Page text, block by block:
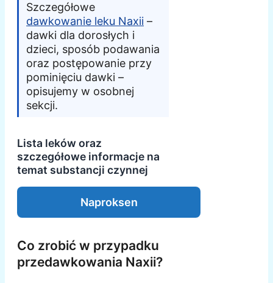
Szczegółowe
dawkowanie leku Naxii –
dawki dla dorosłych i
dzieci, sposób podawania
oraz postępowanie przy
pominięciu dawki –
opisujemy w osobnej
sekcji.
Lista leków oraz
szczegółowe informacje na
temat substancji czynnej
Naproksen
Co zrobić w przypadku
przedawkowania Naxii?